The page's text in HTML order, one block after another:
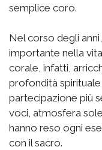
semplice coro.
Nel corso degli
importante nella
corale, infatti,
profondità
partecipazione più
voci, atmosfera
hanno reso ogni
con il sacro.